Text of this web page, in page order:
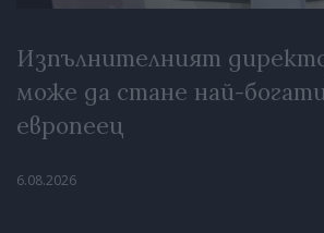
Изпълнителният
може да стане най-
европеец
6.08.2026